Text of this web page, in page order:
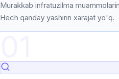
Murakkab infratuzilma
Hech qanday yashirin xarajat yo'q.